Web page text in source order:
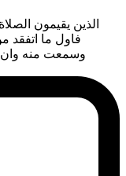
الذين يقيمون
فاول ما اتفقد
وسمعت منه وان